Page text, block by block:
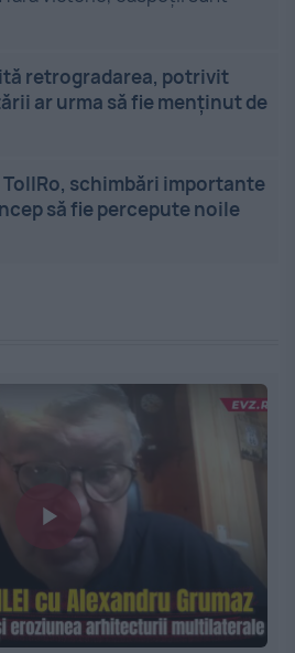
retrogradarea, potrivit
ar urma să fie menținut de
schimbări importante
să fie percepute noile